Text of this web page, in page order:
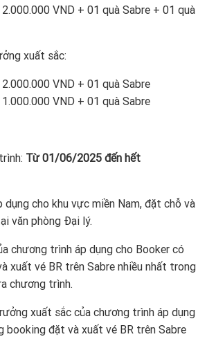
VND + 01 quà Sabre + 01 quà
xuất sắc:
VND + 01 quà Sabre
VND + 01 quà Sabre
Từ 01/06/2025 đến hết
cho khu vực miền Nam, đặt chỗ và
văn phòng Đại lý.
chương trình áp dụng cho Booker có
xuất vé BR trên Sabre nhiều nhất trong
chương trình.
xuất sắc của chương trình áp dụng
booking đặt và xuất vé BR trên Sabre